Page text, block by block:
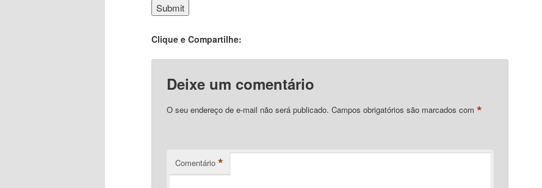
Clique e Compartilhe:
Deixe um comentário
O seu endereço de e-mail não será publicado. Campos obrigatórios são marcados com*
Comentário *